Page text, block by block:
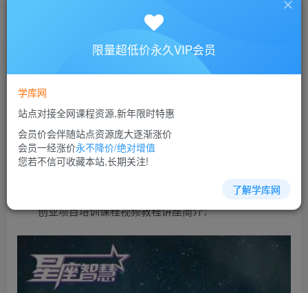
此内容为付费资源，请付费后查看
10
立即购买
您当前未登录！建议登陆后购买，可保存购买订单
创业项目培训课程视频教程讲座简介：
限量超低价永久VIP会员
学库网
站点对接全网课程资源,新年限时特惠
会员价会伴随站点资源庞大逐渐涨价
会员一经涨价永不降价/绝对增值
您若不信可收藏本站,长期关注!
了解学库网